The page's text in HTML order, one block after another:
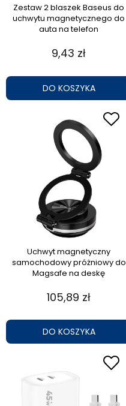
Zestaw 2 blaszek Baseus do
uchwytu magnetycznego do
auta na telefon
9,43 zł
DO KOSZYKA
Uchwyt magnetyczny
samochodowy próżniowy do
Magsafe na deskę
105,89 zł
DO KOSZYKA